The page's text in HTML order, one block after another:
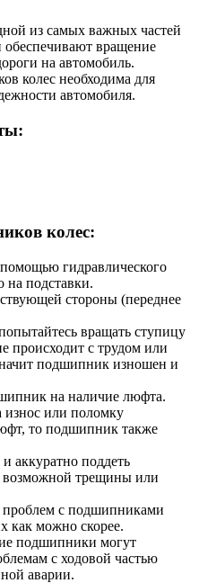
из самых важных частей
вращение
на автомобиль.
колес необходима для
автомобиля.
колес:
гидравлического
на подставки.
стороны (переднее
вращать ступицу
происходит с трудом или
подшипник изношен и
на наличие люфта.
или поломку
то подшипник также
аккуратно поддеть
трещины или
с подшипниками
как можно скорее.
подшипники могут
с ходовой частью
аварии.